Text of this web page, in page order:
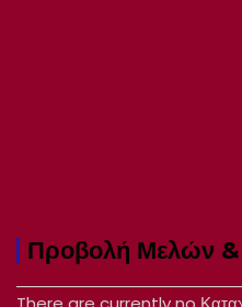
Προβολή Μελών